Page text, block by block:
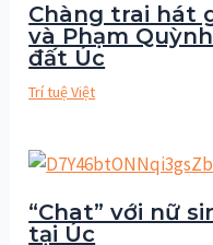
Chàng trai hát
và Phạm
đất Úc
Trí tuệ Việt
“Chat” với nữ
tại Úc